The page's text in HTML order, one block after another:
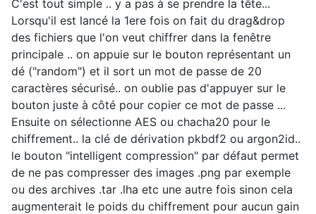
C'est tout simple .. y a pas à se prendre la tête...
Lorsqu'il est lancé la 1ere fois on fait du drag&drop
des fichiers que l'on veut chiffrer dans la fenêtre
principale .. on appuie sur le bouton représentant un
dé ("random") et il sort un mot de passe de 20
caractères sécurisé.. on oublie pas d'appuyer sur le
bouton juste à côté pour copier ce mot de passe ...
Ensuite on sélectionne AES ou chacha20 pour le
chiffrement.. la clé de dérivation pkbdf2 ou argon2id..
le bouton "intelligent compression" par défaut permet
de ne pas compresser des images .png par exemple
ou des archives .tar .lha etc une autre fois sinon cela
augmenterait le poids du chiffrement pour aucun gain